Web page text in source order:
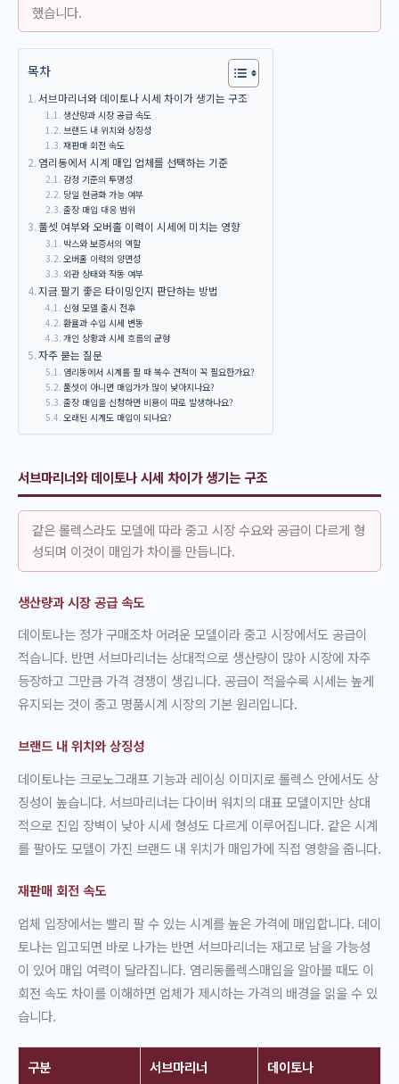
했습니다.
목차
서브마리너와 데이토나 시세 차이가 생기는 구조
생산량과 시장 공급 속도
브랜드 내 위치와 상징성
재판매 회전 속도
염리동에서 시계 매입 업체를 선택하는 기준
감정 기준의 투명성
당일 현금화 가능 여부
출장 매입 대응 범위
풀셋 여부와 오버홀 이력이 시세에 미치는 영향
박스와 보증서의 역할
오버홀 이력의 양면성
외관 상태와 작동 여부
지금 팔기 좋은 타이밍인지 판단하는 방법
신형 모델 출시 전후
환율과 수입 시세 변동
개인 상황과 시세 흐름의 균형
자주 묻는 질문
염리동에서 시계를 팔 때 복수 견적이 꼭 필요한가요?
풀셋이 아니면 매입가가 많이 낮아지나요?
출장 매입을 신청하면 비용이 따로 발생하나요?
오래된 시계도 매입이 되나요?
서브마리너와 데이토나 시세 차이가 생기는 구조
같은 롤렉스라도 모델에 따라 중고 시장 수요와 공급이 다르게 형
성되며 이것이 매입가 차이를 만듭니다.
생산량과 시장 공급 속도
데이토나는 정가 구매조차 어려운 모델이라 중고 시장에서도 공급이
적습니다. 반면 서브마리너는 상대적으로 생산량이 많아 시장에 자주
등장하고 그만큼 가격 경쟁이 생깁니다. 공급이 적을수록 시세는 높게
유지되는 것이 중고 명품시계 시장의 기본 원리입니다.
브랜드 내 위치와 상징성
데이토나는 크로노그래프 기능과 레이싱 이미지로 롤렉스 안에서도 상
징성이 높습니다. 서브마리너는 다이버 워치의 대표 모델이지만 상대
적으로 진입 장벽이 낮아 시세 형성도 다르게 이루어집니다. 같은 시계
를 팔아도 모델이 가진 브랜드 내 위치가 매입가에 직접 영향을 줍니다.
재판매 회전 속도
업체 입장에서는 빨리 팔 수 있는 시계를 높은 가격에 매입합니다. 데이
토나는 입고되면 바로 나가는 반면 서브마리너는 재고로 남을 가능성
이 있어 매입 여력이 달라집니다. 염리동롤렉스매입을 알아볼 때도 이
회전 속도 차이를 이해하면 업체가 제시하는 가격의 배경을 읽을 수 있
습니다.
구분 서브마리너 데이토나